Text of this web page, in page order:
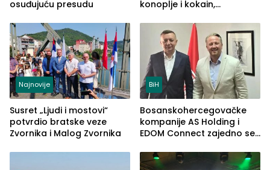
osuđujuću presudu
konoplje i kokain,
(FOTO)
Najnovije
Susret „Ljudi i mostovi“
potvrdio bratske veze
Zvornika i Malog Zvornika
BiH
Bosanskohercegovačke
kompanije AS Holding i
EDOM Connect zajedno se